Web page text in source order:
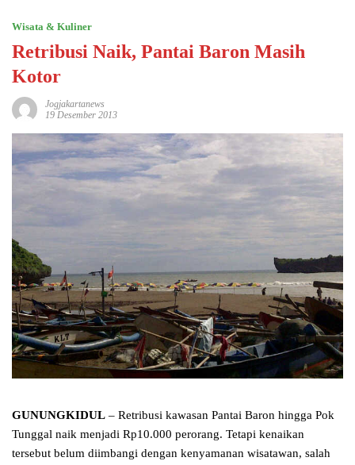
Wisata & Kuliner
Retribusi Naik, Pantai Baron Masih
Kotor
Jogjakartanews
19 Desember 2013
GUNUNGKIDUL – Retribusi kawasan Pantai Baron hingga Pok
Tunggal naik menjadi Rp10.000 perorang. Tetapi kenaikan
tersebut belum diimbangi dengan kenyamanan wisatawan, salah